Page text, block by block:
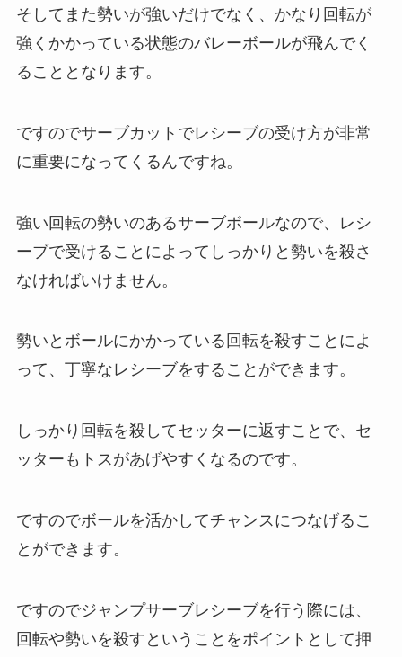
そしてまた勢いが強いだけでなく、かなり回転が
強くかかっている状態のバレーボールが飛んでく
ることとなります。
ですのでサーブカットでレシーブの受け方が非常
に重要になってくるんですね。
強い回転の勢いのあるサーブボールなので、レシ
ーブで受けることによってしっかりと勢いを殺さ
なければいけません。
勢いとボールにかかっている回転を殺すことによ
って、丁寧なレシーブをすることができます。
しっかり回転を殺してセッターに返すことで、セ
ッターもトスがあげやすくなるのです。
ですのでボールを活かしてチャンスにつなげるこ
とができます。
ですのでジャンプサーブレシーブを行う際には、
回転や勢いを殺すということをポイントとして押